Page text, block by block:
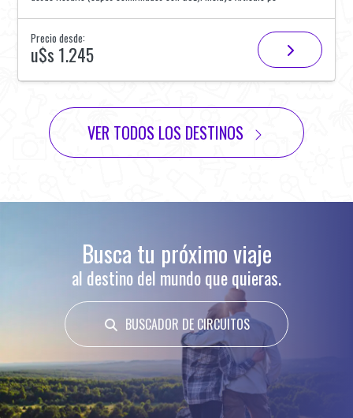
Precio desde:
u$s 1.245
VER TODOS LOS DESTINOS
Busca tu próximo viaje
al destino del mundo que quieras.
BUSCADOR DE CIRCUITOS